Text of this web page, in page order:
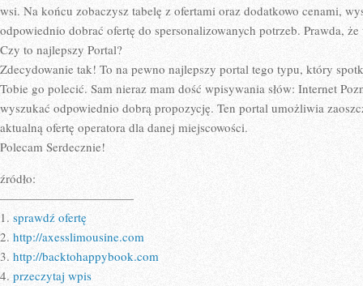
wsi. Na końcu zobaczysz tabelę z ofertami oraz dodatkowo cenami,
odpowiednio dobrać ofertę do spersonalizowanych potrzeb. Prawda,
Czy to najlepszy Portal?
Zdecydowanie tak! To na pewno najlepszy portal tego typu, który
Tobie go polecić. Sam nieraz mam dość wpisywania słów: Internet
wyszukać odpowiednio dobrą propozycję. Ten portal umożliwia
aktualną ofertę operatora dla danej miejscowości.
Polecam Serdecznie!
źródło:
———————————
1. sprawdź ofertę
2. http://axesslimousine.com
3. http://backtohappybook.com
4. przeczytaj wpis